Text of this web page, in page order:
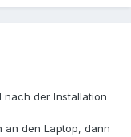
nach der Installation
an den Laptop, dann